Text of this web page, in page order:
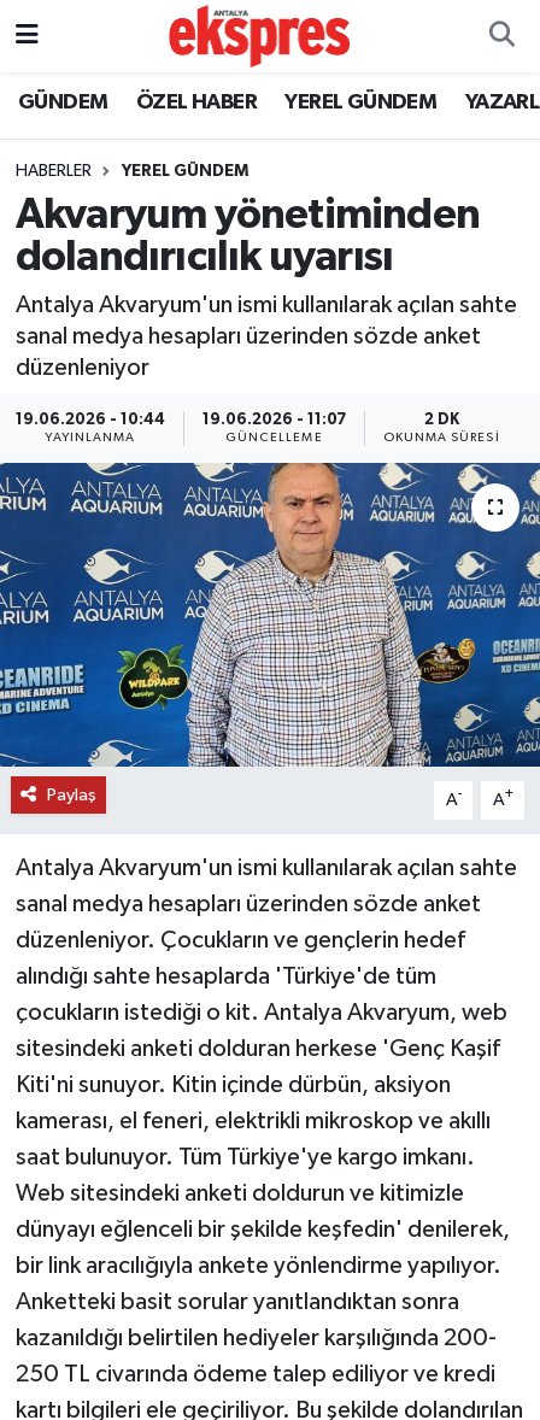
GÜNDEM ÖZEL HABER YEREL GÜNDEM
HABERLER YEREL GÜNDEM
Akvaryum yönetiminden
dolandırıcılık uyarısı
Antalya Akvaryum'un ismi kullanılarak açılan sahte
sanal medya hesapları üzerinden sözde anket
düzenleniyor
19.06.2026 - 10:44
YAYINLANMA
19.06.2026 - 11:07
GÜNCELLEME
2 DK
OKUNMA SÜRESI
Paylaş A- A+
Antalya Akvaryum'un ismi kullanılarak açılan sahte
sanal medya hesapları üzerinden sözde anket
düzenleniyor. Çocukların ve gençlerin hedef
alındığı sahte hesaplarda 'Türkiye'de tüm
çocukların istediği o kit. Antalya Akvaryum, web
sitesindeki anketi dolduran herkese 'Genç Kaşif
Kiti'ni sunuyor. Kitin içinde dürbün, aksiyon
kamerası, el feneri, elektrikli mikroskop ve akıllı
saat bulunuyor. Tüm Türkiye'ye kargo imkanı.
Web sitesindeki anketi doldurun ve kitimizle
dünyayı eğlenceli bir şekilde keşfedin' denilerek,
bir link aracılığıyla ankete yönlendirme yapılıyor.
Anketteki basit sorular yanıtlandıktan sonra
kazanıldığı belirtilen hediyeler karşılığında 200-
250 TL civarında ödeme talep ediliyor ve kredi
kartı bilgileri ele geçiriliyor. Bu şekilde dolandırılan
ÖZEL HABER
YEREL GÜNDEM
EKONOMİ
KÜLTÜR - SANAT
SİYASET
SAĞLIK
DÜNYA
TURİZM
RÖPORTAJ
YAZARLAR
RESMİ İLAN
MAGAZİN
Nöbetçi Eczaneler
Trafik Durumu
Süper Lig Puan Durumu ve Fikstür
Tüm Manşetler
Haber Arşivi